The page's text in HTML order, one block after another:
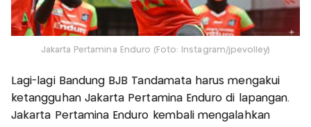
Jakarta Pertamina Enduro (Foto: Instagram/jpevolley)
Lagi-lagi Bandung BJB Tandamata harus mengakui
ketangguhan Jakarta Pertamina Enduro di lapangan.
Jakarta Pertamina Enduro kembali mengalahkan